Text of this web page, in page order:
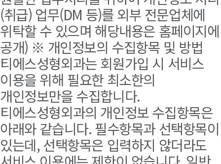
(취급) 업무(DM 등)를 외부 전문업체에
위탁할 수 있으며 해당내용은 홈페이지에
공개) ※ 개인정보의 수집항목 및 방법
티에스성형외과는 회원가입 시 서비스
이용을 위해 필요한 최소한의
개인정보만을 수집합니다.
티에스성형외과의 개인정보 수집항목은
아래와 같습니다. 필수항목과 선택항목이
있는데, 선택항목은 입력하지 않더라도